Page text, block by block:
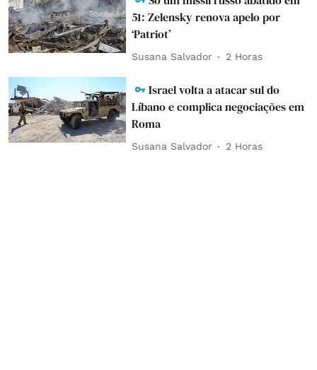
51: Zelensky renova apelo por
‘Patriot’
Susana Salvador 2 Horas
Israel volta a atacar sul do
Líbano e complica negociações em
Roma
Susana Salvador 2 Horas